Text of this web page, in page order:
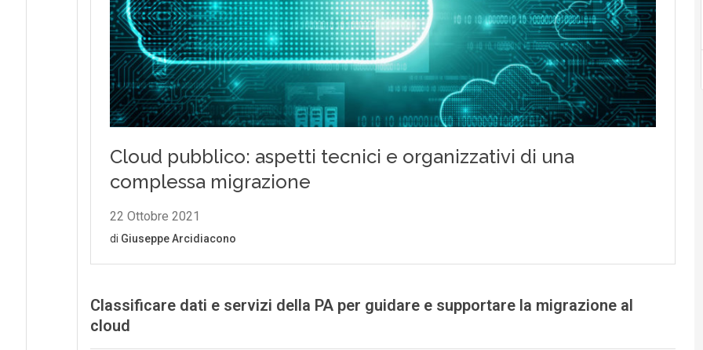
Classificare dati e servizi della PA per guidare e supportare la migrazione al
cloud